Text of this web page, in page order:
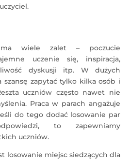
wiele zalet – poczucie
uczenie się, inspiracja,
dyskusji itp. W dużych
szansę zapytać tylko kilka osób i
uczniów często nawet nie
Praca w parach angażuje
do tego dodać losowanie par
to zapewniamy
uczniów.
losowanie miejsc siedzących dla